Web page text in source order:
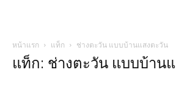
หน้าแรก แท็ก ช่างตะวัน แบบบ้านแสงตะวัน
แท็ก: ช่างตะวัน แบบบ้าน